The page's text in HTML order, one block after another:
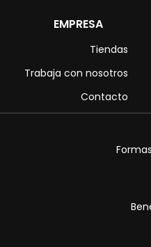
EMPRESA
Tiendas
Trabaja con nosotros
Contacto